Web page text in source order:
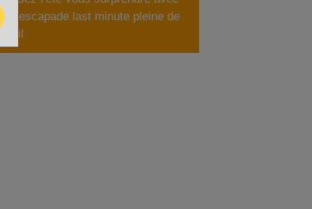
une escapade last minute pleine de